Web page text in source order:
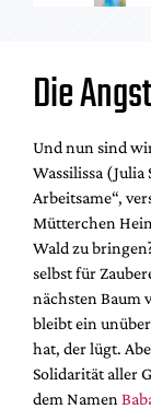
Die
Und nun sind
Wassilissa
Arbeitsame“,
Mütterchen
Wald zu
selbst für
nächsten Baum
bleibt ein
hat, der lügt.
Solidarität aller
dem Namen